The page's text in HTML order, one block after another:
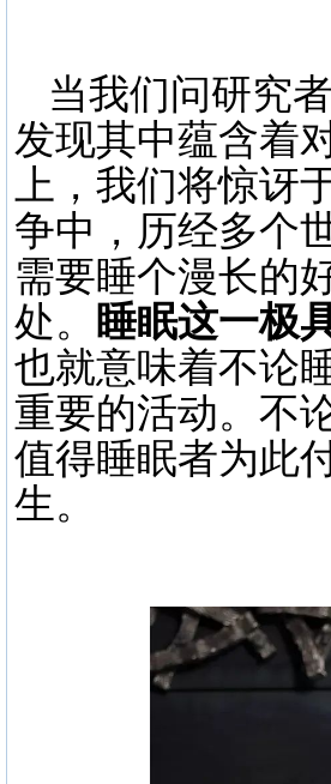
当我们问研究
发现其中蕴含着
上，我们将惊讶
争中，历经多个
需要睡个漫长的
处。
睡眠这一极
也就意味着不论
重要的活动。不
值得睡眠者为此
生。